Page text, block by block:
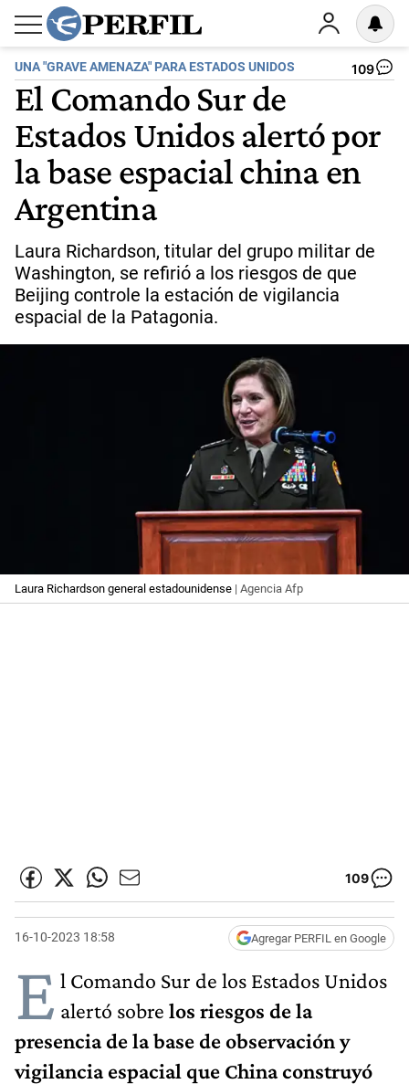
UNA "GRAVE AMENAZA" PARA ESTADOS UNIDOS 109
El Comando Sur de
Estados Unidos alertó por
la base espacial china en
Argentina
Laura Richardson, titular del grupo militar de
Washington, se refirió a los riesgos de que
Beijing controle la estación de vigilancia
espacial de la Patagonia.
Laura Richardson general estadounidense | Agencia Afp
109
16-10-2023 18:58 Agregar PERFIL en Google
E l Comando Sur de los Estados Unidos
alertó sobre los riesgos de la
presencia de la base de observación y
vigilancia espacial que China construyó